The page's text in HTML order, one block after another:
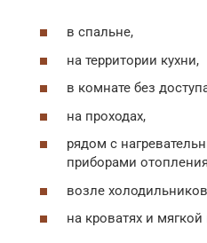
в спальне,
на территории кухни,
в комнате без
на проходах,
рядом с
приборами
возле
на кроватях и